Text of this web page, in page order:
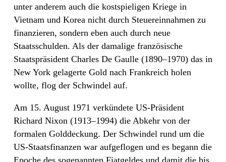
unter anderem auch die kostspieligen Kriege in
Vietnam und Korea nicht durch Steuereinnahmen zu
finanzieren, sondern eben auch durch neue
Staatsschulden. Als der damalige französische
Staatspräsident Charles De Gaulle (1890–1970) das in
New York gelagerte Gold nach Frankreich holen
wollte, flog der Schwindel auf.
Am 15. August 1971 verkündete US-Präsident
Richard Nixon (1913–1994) die Abkehr von der
formalen Golddeckung. Der Schwindel rund um die
US-Staatsfinanzen war aufgeflogen und es begann die
Epoche des sogenannten Fiatgeldes und damit die bis